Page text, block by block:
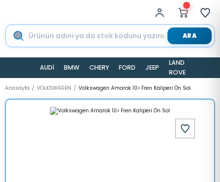
ARA
AUDİ BMW CHERY FORD JEEP
LAND
ROVER
Anasayfa VOLKSWAGEN Volkswagen Amarok 10> Fren Kaliperi Ön Sol